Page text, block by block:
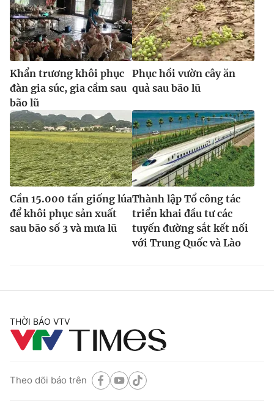
Khẩn trương khôi phục
đàn gia súc, gia cầm sau
bão lũ
Phục hồi vườn cây ăn
quả sau bão lũ
Cần 15.000 tấn giống lúa
để khôi phục sản xuất
sau bão số 3 và mưa lũ
Thành lập Tổ công tác
triển khai đầu tư các
tuyến đường sắt kết nối
với Trung Quốc và Lào
THỜI BÁO VTV
Theo dõi báo trên